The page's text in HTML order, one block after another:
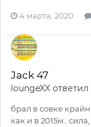
4 марта, 2020
Jack 47
loungeXX ответил
брал в совке
как и в 2015м..